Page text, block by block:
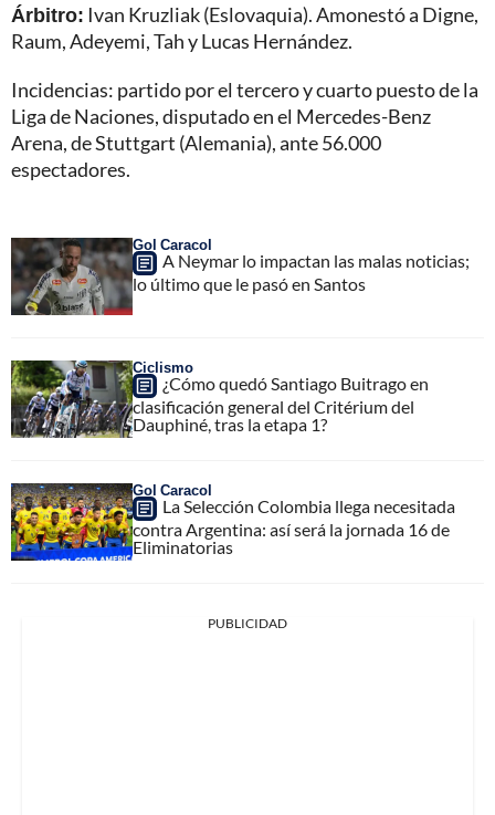
Árbitro: Ivan Kruzliak (Eslovaquia). Amonestó a Digne,
Raum, Adeyemi, Tah y Lucas Hernández.
Incidencias: partido por el tercero y cuarto puesto de la
Liga de Naciones, disputado en el Mercedes-Benz
Arena, de Stuttgart (Alemania), ante 56.000
espectadores.
Gol Caracol
A Neymar lo impactan las malas noticias;
lo último que le pasó en Santos
Ciclismo
¿Cómo quedó Santiago Buitrago en
clasificación general del Critérium del
Dauphiné, tras la etapa 1?
Gol Caracol
La Selección Colombia llega necesitada
contra Argentina: así será la jornada 16 de
Eliminatorias
PUBLICIDAD